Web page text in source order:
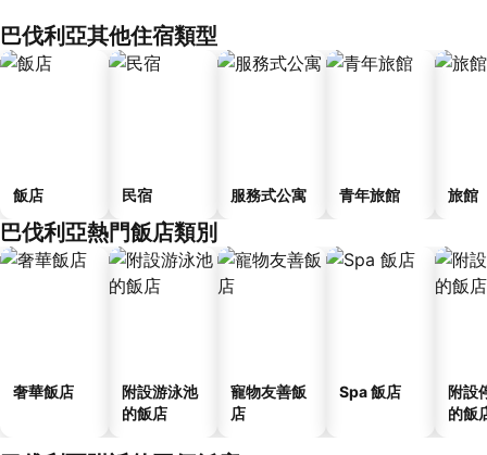
巴伐利亞其他住宿類型
飯店 民宿 服務式公寓 青年旅館 旅館
巴伐利亞熱門飯店類別
奢華飯店
附設游泳池
的飯店
寵物友善飯
店
Spa 飯店
附設
的飯